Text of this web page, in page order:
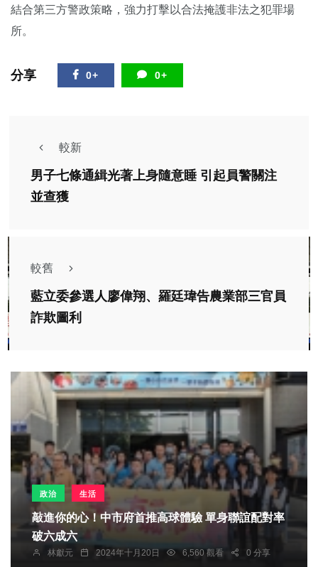
結合第三方警政策略，強力打擊以合法掩護非法之犯罪場
所。
分享 0+ 0+
較新
男子七條通緝光著上身隨意睡 引起員警關注
並查獲
較舊
藍立委參選人廖偉翔、羅廷瑋告農業部三官員
詐欺圖利
政治 生活
敲進你的心！中市府首推高球體驗 單身聯誼配對率
破六成六
林獻元 2024年十月20日 6,560 觀看 0 分享